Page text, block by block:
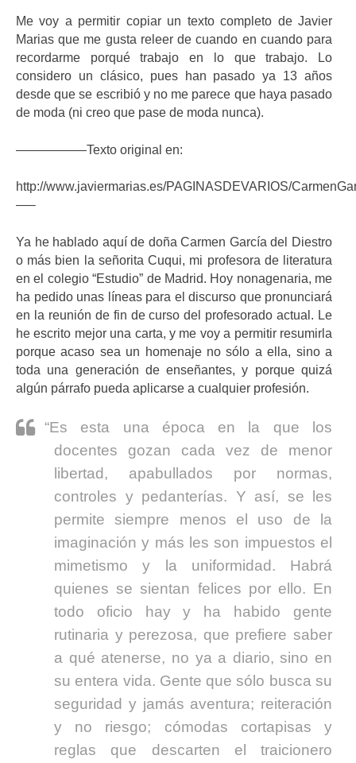
Me voy a permitir copiar un texto completo de Javier
Marias que me gusta releer de cuando en cuando para
recordarme porqué trabajo en lo que trabajo. Lo
considero un clásico, pues han pasado ya 13 años
desde que se escribió y no me parece que haya pasado
de moda (ni creo que pase de moda nunca).
—————–Texto original en:
http://www.javiermarias.es/PAGINASDEVARIOS/
—–
Ya he hablado aquí de doña Carmen García del Diestro
o más bien la señorita Cuqui, mi profesora de literatura
en el colegio “Estudio” de Madrid. Hoy nonagenaria, me
ha pedido unas líneas para el discurso que pronunciará
en la reunión de fin de curso del profesorado actual. Le
he escrito mejor una carta, y me voy a permitir resumirla
porque acaso sea un homenaje no sólo a ella, sino a
toda una generación de enseñantes, y porque quizá
algún párrafo pueda aplicarse a cualquier profesión.
“Es esta una época en la que los
docentes gozan cada vez de menor
libertad, apabullados por normas,
controles y pedanterías. Y así, se les
permite siempre menos el uso de la
imaginación y más les son impuestos el
mimetismo y la uniformidad. Habrá
quienes se sientan felices por ello. En
todo oficio hay y ha habido gente
rutinaria y perezosa, que prefiere saber
a qué atenerse, no ya a diario, sino en
su entera vida. Gente que sólo busca su
seguridad y jamás aventura; reiteración
y no riesgo; cómodas cortapisas y
reglas que descarten el traicionero